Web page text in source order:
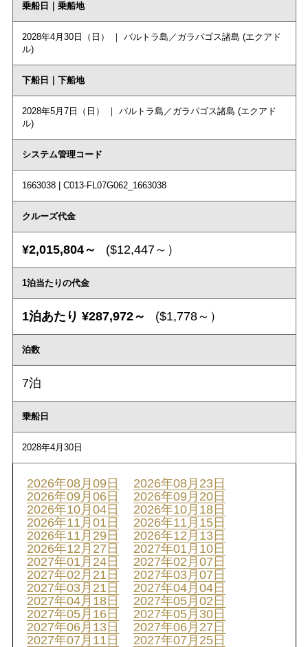
乗船日｜乗船地
2028年4月30日（日） ｜ バルトラ島／ガラパゴス諸島 (エクアド
ル)
下船日｜下船地
2028年5月7日（日） ｜ バルトラ島／ガラパゴス諸島 (エクアド
ル)
システム管理コード
1663038 | C013-FL07G062_1663038
クルーズ代金
¥2,015,804～ ($12,447～）
1泊当たりの代金
1泊あたり ¥287,972～ ($1,778～）
泊数
7泊
乗船日
2028年4月30日
2026年08月09日
2026年08月23日
2026年09月06日
2026年09月20日
2026年10月04日
2026年10月18日
2026年11月01日
2026年11月15日
2026年11月29日
2026年12月13日
2026年12月27日
2027年01月10日
2027年01月24日
2027年02月07日
2027年02月21日
2027年03月07日
2027年03月21日
2027年04月04日
2027年04月18日
2027年05月02日
2027年05月16日
2027年05月30日
2027年06月13日
2027年06月27日
2027年07月11日
2027年07月25日